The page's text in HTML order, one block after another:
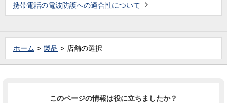
携帯電話の電波防護への適合性について
ホーム 製品 店舗の選択
このページの情報は役に立ちましたか？